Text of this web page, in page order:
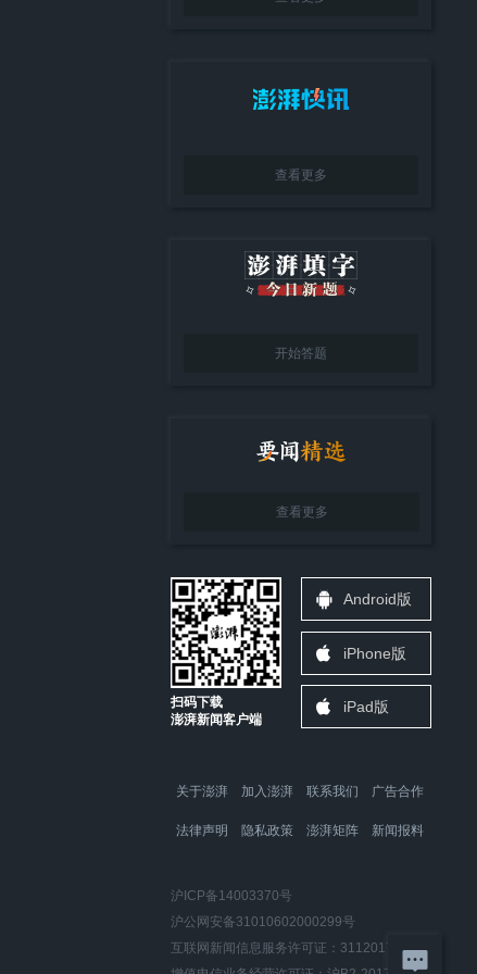
查看更多
开始答题
查看更多
扫码下载
澎湃新闻客户端
Android版
iPhone版
iPad版
关于澎湃 加入澎湃 联系我们 广告合作
法律声明 隐私政策 澎湃矩阵 新闻报料
沪ICP备14003370号
沪公网安备31010602000299号
互联网新闻信息服务许可证：31120170006